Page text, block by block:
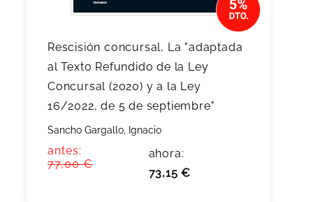
Rescisión concursal, La "adaptada
al Texto Refundido de la Ley
Concursal (2020) y a la Ley
16/2022, de 5 de septiembre"
Sancho Gargallo, Ignacio
antes:
77,00 €
ahora:
73,15 €